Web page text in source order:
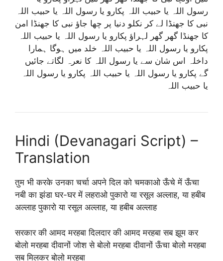
رسول اللہ یا حبیب اللہ پکارو یا رسول اللہ یا حبیب اللہ
نبی کا جھنڈا لے کر نکلو دنیا پر چھا جاؤ نبی کا جھنڈا امن
کا جھنڈا گھر گھر لہراؤ پکارو یا رسول اللہ یا حبیب اللہ
پکارو یا رسول اللہ یا حبیب اللہ خلد میں ہوگا ہمارا
داخلہ اس شان سے یا رسول اللہ کا نعرہ لگاتے جائیں
گے پکارو یا رسول اللہ یا حبیب اللہ پکارو یا رسول اللہ
یا حبیب اللہ
Hindi (Devanagari Script) –
Translation
तुम भी करके उनका चर्चा अपने दिल को चमकाओ ऊँचे में ऊँचा
नबी का झंडा घर-घर में लहराओ पुकारो या रसूल अल्लाह, या हबीब
अल्लाह पुकारो या रसूल अल्लाह, या हबीब अल्लाह
सरकार की आमद मरहबा दिलदार की आमद मरहबा सब झूम कर
बोलो मरहबा दीवानों जोश से बोलो मरहबा दीवानों ऊँचा बोलो मरहबा
सब मिलकर बोलो मरहबा